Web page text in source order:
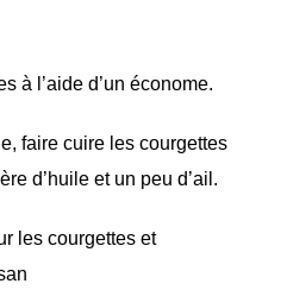
à l’aide d’un économe.
faire cuire les courgettes
d’huile et un peu d’ail.
les courgettes et